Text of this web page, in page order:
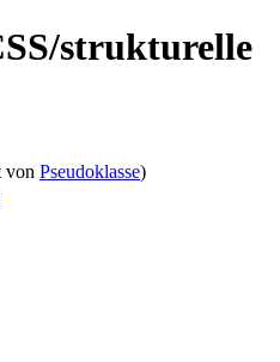
strukturelle
von Pseudoklasse)